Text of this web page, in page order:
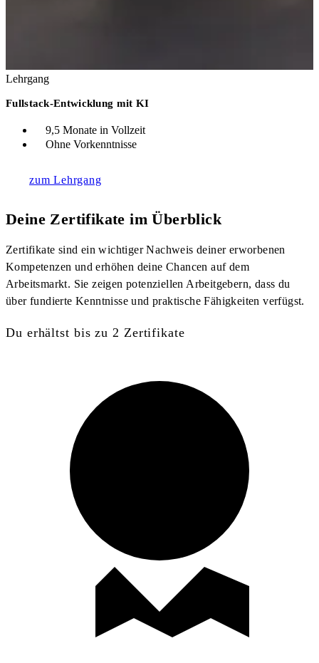
Lehrgang
Fullstack-Entwicklung mit KI
9,5 Monate in Vollzeit
Ohne Vorkenntnisse
zum Lehrgang
Deine Zertifikate im Überblick
Zertifikate sind ein wichtiger Nachweis deiner erworbenen
Kompetenzen und erhöhen deine Chancen auf dem
Arbeitsmarkt. Sie zeigen potenziellen Arbeitgebern, dass du
über fundierte Kenntnisse und praktische Fähigkeiten verfügst.
Du erhältst bis zu 2 Zertifikate